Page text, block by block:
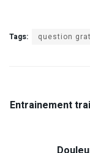
Tags: question
Entrainement